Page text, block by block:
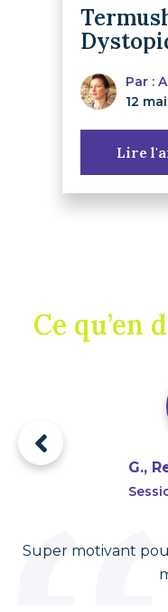
Par :
12
Lire
Ce qu’en
G.,
Super motivant